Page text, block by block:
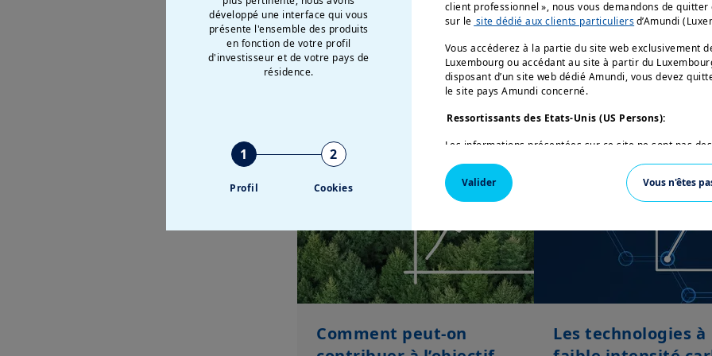
En savoir plus sur la thématique Net Zéro
Comment peut-on
Les technologies à
développé une interface qui vous
présente l'ensemble des produits
en fonction de votre profil
d'investisseur et de votre pays de
résidence.
1
Profil
2
Cookies
client professionnel », nous vous demandons de
sur le site dédié aux clients particuliersd’Amundi
Vous accéderez à la partie du site web exclusivement
Luxembourg ou accédant au site à partir du
disposant d’un site web dédié Amundi, vous devez
le site pays Amundi concerné.
Ressortissants des Etats-Unis (US Persons):
Les informations présentées sur ce site ne sont pas
Securities and Exchange Commission en vertu de la
(US Securities Act of 1933), qui s’applique notamment
aux États-Unis d’Amérique et à toute société de
« Ressortissant des États-Unis », vous n’êtes pas
êtes invité à vous connecter sur
amundipioneer.com
Le présent site est exclusivement destiné à fournir des
affiliées et leurs produits dont la commercialisation est
des informations présentées sur le présent site web ne
financiers ou de donner des conseils de placement.
Valider Vous n'êtes